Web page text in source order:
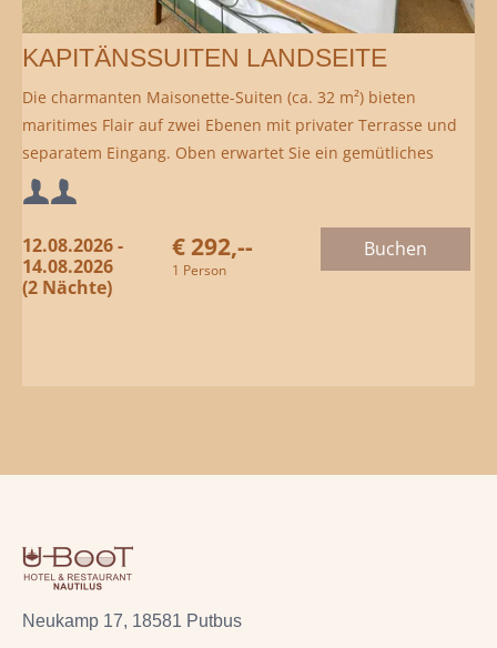
KAPITÄNSSUITEN LANDSEITE
Die charmanten Maisonette-Suiten (ca. 32 m²) bieten
maritimes Flair auf zwei Ebenen mit privater Terrasse und
separatem Eingang. Oben erwartet Sie ein gemütliches
Schlafzimmer, unten ein stilvoller Wohnbereich mit
Duschbad/WC.
Mindestbelegung:
Maximalbelegung:
12.08.2026 -
14.08.2026
(2 Nächte)
€ 292,--
1 Person
Buchen
Neukamp 17, 18581 Putbus